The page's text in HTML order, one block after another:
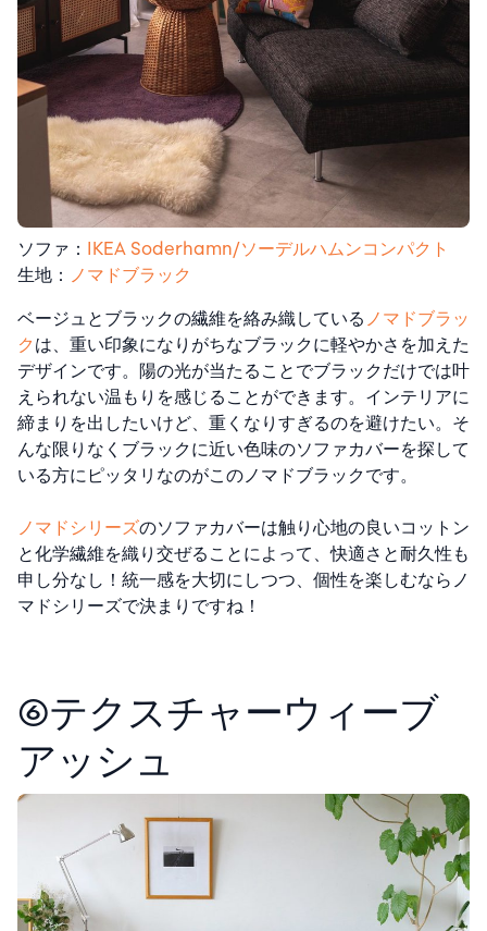
ソファ： IKEA Soderhamn/ソーデルハムンコンパクト
生地： ノマドブラック
ベージュとブラックの繊維を絡み織している ノマドブラッ
ク は、重い印象になりがちなブラックに軽やかさを加えた
デザインです。陽の光が当たることでブラックだけでは叶
えられない温もりを感じることができます。インテリアに
締まりを出したいけど、重くなりすぎるのを避けたい。そ
んな限りなくブラックに近い色味のソファカバーを探して
いる方にピッタリなのがこのノマドブラックです。
ノマドシリーズのソファカバーは触り心地の良いコットン
と化学繊維を織り交ぜることによって、快適さと耐久性も
申し分なし！統一感を大切にしつつ、個性を楽しむならノ
マドシリーズで決まりですね！
⑥テクスチャーウィーブ
アッシュ